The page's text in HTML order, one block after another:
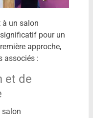
à un salon
pour un
approche,
associés :
et de
salon